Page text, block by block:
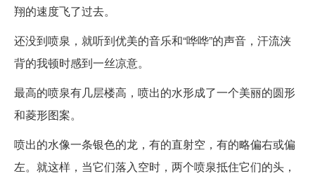
翔的速度飞了过去。
还没到喷泉，就听到优美的音乐和“哗哗”的声音，汗流浃
背的我顿时感到一丝凉意。
最高的喷泉有几层楼高，喷出的水形成了一个美丽的圆形
和菱形图案。
喷出的水像一条银色的龙，有的直射空，有的略偏右或偏
左。就这样，当它们落入空时，两个喷泉抵住它们的头，